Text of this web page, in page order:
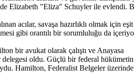
Elizabeth "Eliza" Schuyler ile evlendi.
acılar, savaşa hazırlıklı olmak için eşit
gibi orantılı bir sorumluluğu da
bir avukat olarak çalıştı ve Anayasa
oldu. Güçlü bir federal hükümetin
Hamilton, Federalist Belgeler